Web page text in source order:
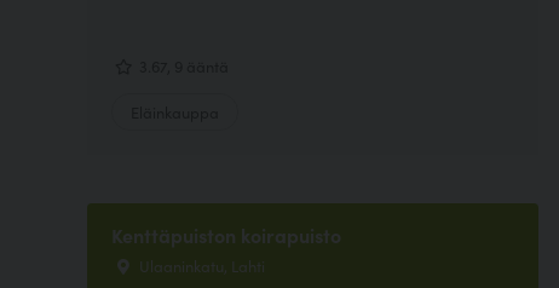
Kenttäpuiston koirapuisto
Ulaaninkatu, Lahti